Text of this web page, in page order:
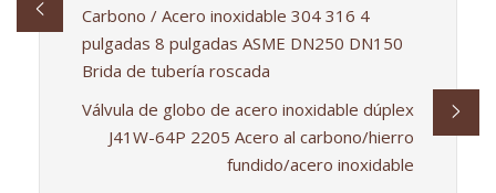
Carbono / Acero inoxidable 304 316 4
pulgadas 8 pulgadas ASME DN250 DN150
Brida de tubería roscada
Válvula de globo de acero inoxidable dúplex
J41W-64P 2205 Acero al carbono/hierro
fundido/acero inoxidable